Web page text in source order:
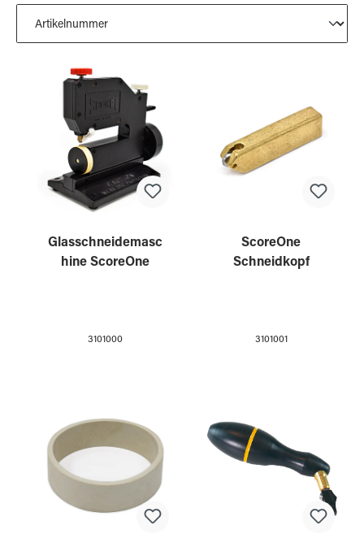
Glasschneidemasc
hine ScoreOne
3101000
ScoreOne
Schneidkopf
3101001